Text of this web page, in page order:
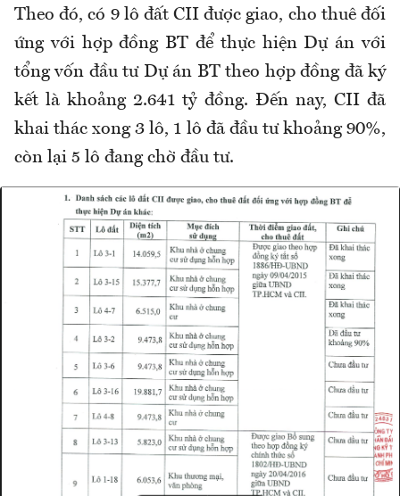
Theo đó, có 9 lô đất CII được giao, cho thuê đối
ứng với hợp đồng BT để thực hiện Dự án với
tổng vốn đầu tư Dự án BT theo hợp đồng đã ký
kết là khoảng 2.641 tỷ đồng. Đến nay, CII đã
khai thác xong 3 lô, 1 lô đã đầu tư khoảng 90%,
còn lại 5 lô đang chờ đầu tư.